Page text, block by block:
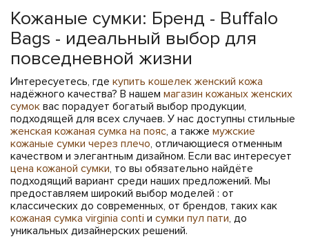
Кожаные сумки: Бренд - Buffalo
Bags - идеальный выбор для
повседневной жизни
Интересуетесь, где купить кошелек женский кожа
надёжного качества? В нашем магазин кожаных женских
сумок вас порадует богатый выбор продукции,
подходящей для всех случаев. У нас доступны стильные
женская кожаная сумка на пояс, а также мужские
кожаные сумки через плечо, отличающиеся отменным
качеством и элегантным дизайном. Если вас интересует
цена кожаной сумки, то вы обязательно найдёте
подходящий вариант среди наших предложений. Мы
предоставляем широкий выбор моделей : от
классических до современных, от брендов, таких как
кожаная сумка virginia conti и сумки пул пати, до
уникальных дизайнерских решений.